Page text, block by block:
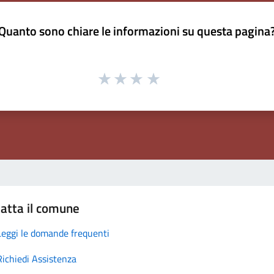
sono chiare le informazioni su questa
il comune
le domande frequenti
Assistenza